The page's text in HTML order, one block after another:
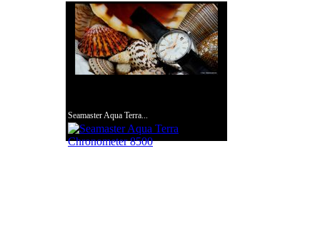
Seamaster Aqua Terra...